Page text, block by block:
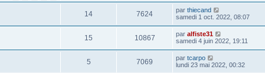
14 7624 par thiecand
samedi 1 oct. 2022, 08:07
15 10867 par alfiste31
samedi 4 juin 2022, 19:11
5 7069 par tcarpo
lundi 23 mai 2022, 00:32